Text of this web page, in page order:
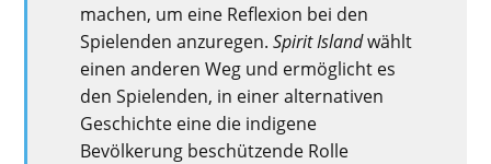
machen, um eine Reflexion bei den
Spielenden anzuregen.Spirit Islandwählt
einen anderen Weg und ermöglicht es
den Spielenden, in einer alternativen
Geschichte eine die indigene
Bevölkerung beschützende Rolle